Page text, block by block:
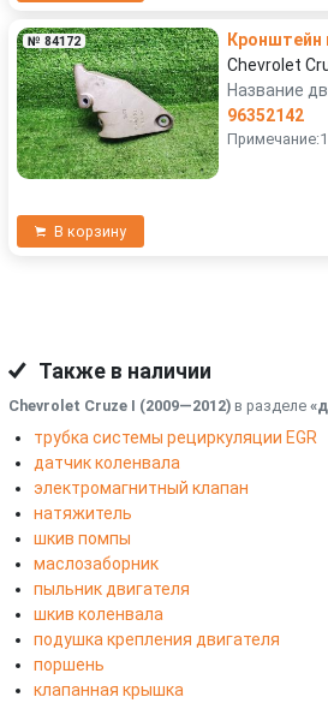
№ 84172
Кронштейн
Chevrolet
Название
96352142
В корзину
Также в наличии
Chevrolet Cruze I (2009—2012) в разделе
трубка системы рециркуляции EGR
датчик коленвала
электромагнитный клапан
натяжитель
шкив помпы
маслозаборник
пыльник двигателя
шкив коленвала
подушка крепления двигателя
поршень
клапанная крышка